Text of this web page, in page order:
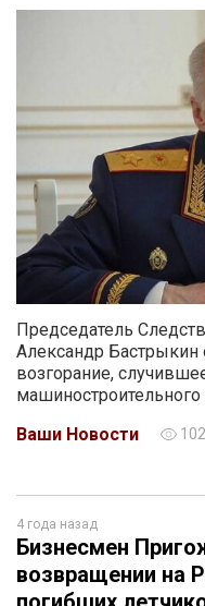
Председатель
Александр Бастрыкин
возгорание,
Ваши Новости
4 года назад
Бизнесмен
возвращении на